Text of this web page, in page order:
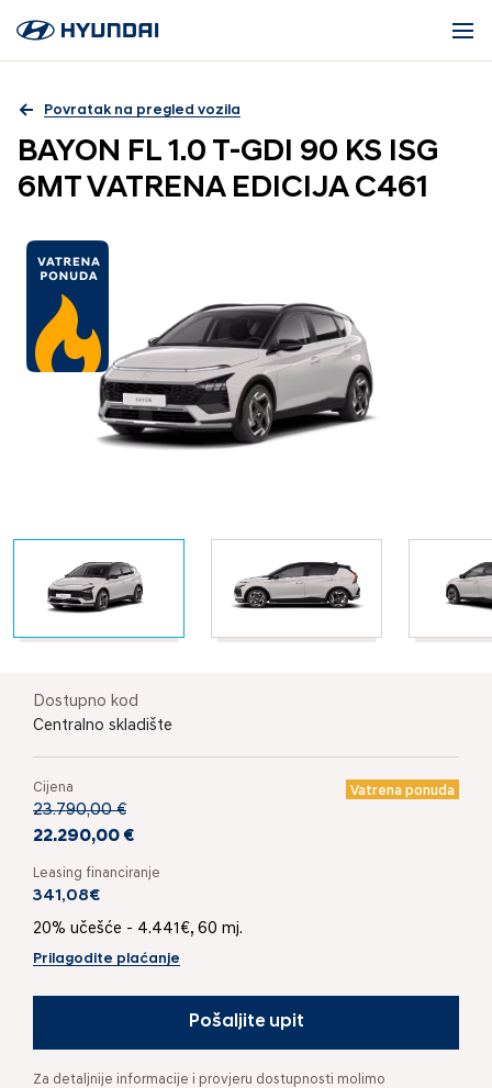
Povratak na pregled vozila
BAYON FL 1.0 T-GDI 90 KS ISG
6MT VATRENA EDICIJA C461
Dostupno kod
Centralno skladište
Cijena Vatrena ponuda
23.790,00 €
22.290,00 €
Leasing financiranje
341,08€
20% učešće - 4.441€, 60 mj.
Prilagodite plaćanje
Pošaljite upit
Za detaljnije informacije i provjeru dostupnosti molimo